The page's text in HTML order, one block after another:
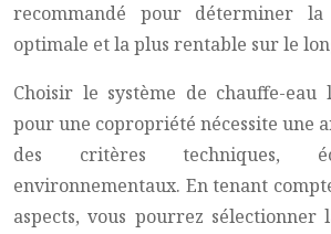
recommandé pour déterminer
optimale et la plus rentable sur le
Choisir le système de chauffe-
pour une copropriété nécessite une
des critères techniques,
environnementaux. En tenant
aspects, vous pourrez sélectionner